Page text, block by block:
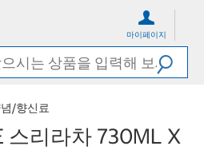
마이페이지
/향신료
스리라차 730ML X